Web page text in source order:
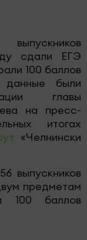
сдали ЕГЭ
100 баллов
были
главы
на пресс-
итогах
«Челнински
выпускников
предметам
100 баллов